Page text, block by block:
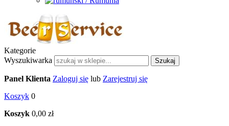
Kategorie
Wyszukiwarka
Szukaj
Panel Klienta Zaloguj się lub Zarejestruj się
Koszyk 0
Koszyk 0,00 zł